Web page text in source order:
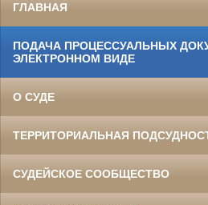
ГЛАВНАЯ
ПОДАЧА ПРОЦЕССУАЛЬНЫХ
ЭЛЕКТРОННОМ ВИДЕ
О СУДЕ
ТЕРРИТОРИАЛЬНАЯ
СУДЕЙСКОЕ СООБЩЕСТВО